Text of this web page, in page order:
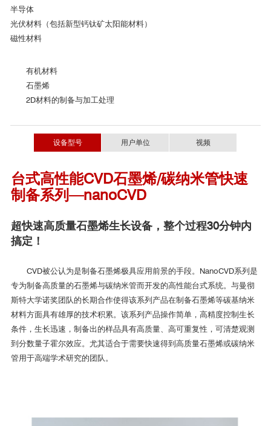
半导体
光伏材料（包括新型钙钛矿太阳能材料）
磁性材料
有机材料
石墨烯
2D材料的制备与加工处理
设备型号 用户单位 视频
台式高性能CVD石墨烯/碳纳米管快速
制备系列—nanoCVD
超快速高质量石墨烯生长设备，整个过程30分钟内
搞定！
CVD被公认为是制备石墨烯极具应用前景的手段。NanoCVD系列是
专为制备高质量的石墨烯与碳纳米管而开发的高性能台式系统。与曼彻
斯特大学诺奖团队的长期合作使得该系列产品在制备石墨烯等碳基纳米
材料方面具有雄厚的技术积累。该系列产品操作简单，高精度控制生长
条件，生长迅速，制备出的样品具有高质量、高可重复性，可清楚观测
到分数量子霍尔效应。尤其适合于需要快速得到高质量石墨烯或碳纳米
管用于高端学术研究的团队。
部分单位及用户评价
DR. GUILLAUME ZOPPI对Moorfield的评价：
Moorfield系列产品介绍